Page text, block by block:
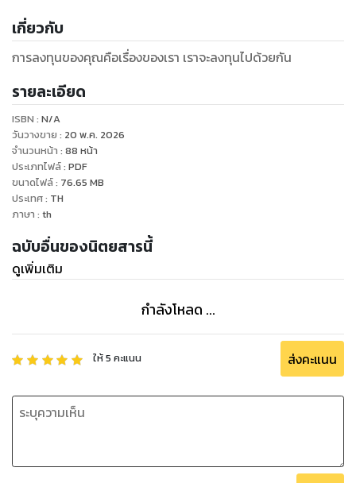
เกี่ยวกับ
การลงทุนของคุณคือเรื่องของเรา เราจะลงทุนไปด้วยกัน
รายละเอียด
ISBN : N/A
วันวางขาย : 20 พ.ค. 2026
จำนวนหน้า : 88 หน้า
ประเภทไฟล์: PDF
ขนาดไฟล์: 76.65 MB
ประเทศ: TH
ภาษา : th
ฉบับอื่นของนิตยสารนี้
ดูเพิ่มเติม
กำลังโหลด ...
ให้5 คะแนน ส่งคะแนน